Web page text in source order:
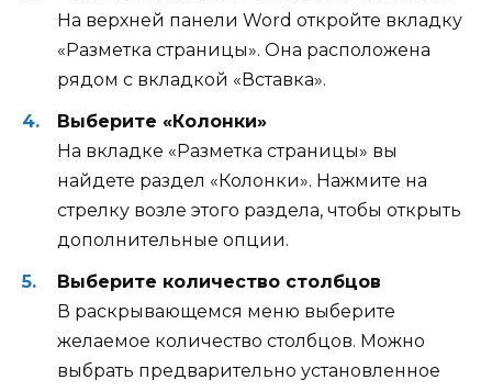
На верхней панели Word откройте вкладку
«Разметка страницы». Она расположена
рядом с вкладкой «Вставка».
Выберите «Колонки»
На вкладке «Разметка страницы» вы
найдете раздел «Колонки». Нажмите на
стрелку возле этого раздела, чтобы открыть
дополнительные опции.
Выберите количество столбцов
В раскрывающемся меню выберите
желаемое количество столбцов. Можно
выбрать предварительно установленное